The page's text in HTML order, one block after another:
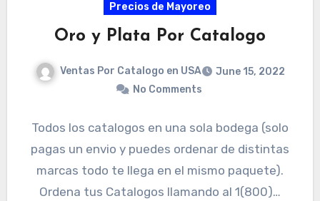
Precios de Mayoreo
Oro y Plata Por Catalogo
Ventas Por Catalogo en USA
June 15, 2022
No Comments
Todos los catalogos en una sola bodega (solo
pagas un envio y puedes ordenar de distintas
marcas todo te llega en el mismo paquete).
Ordena tus Catalogos llamando al 1(800)…